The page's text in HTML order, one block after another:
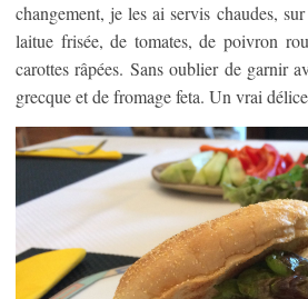
changement, je les ai servis chaudes,
laitue frisée, de tomates, de poivron
carottes râpées. Sans oublier de garnir
grecque et de fromage feta. Un vrai